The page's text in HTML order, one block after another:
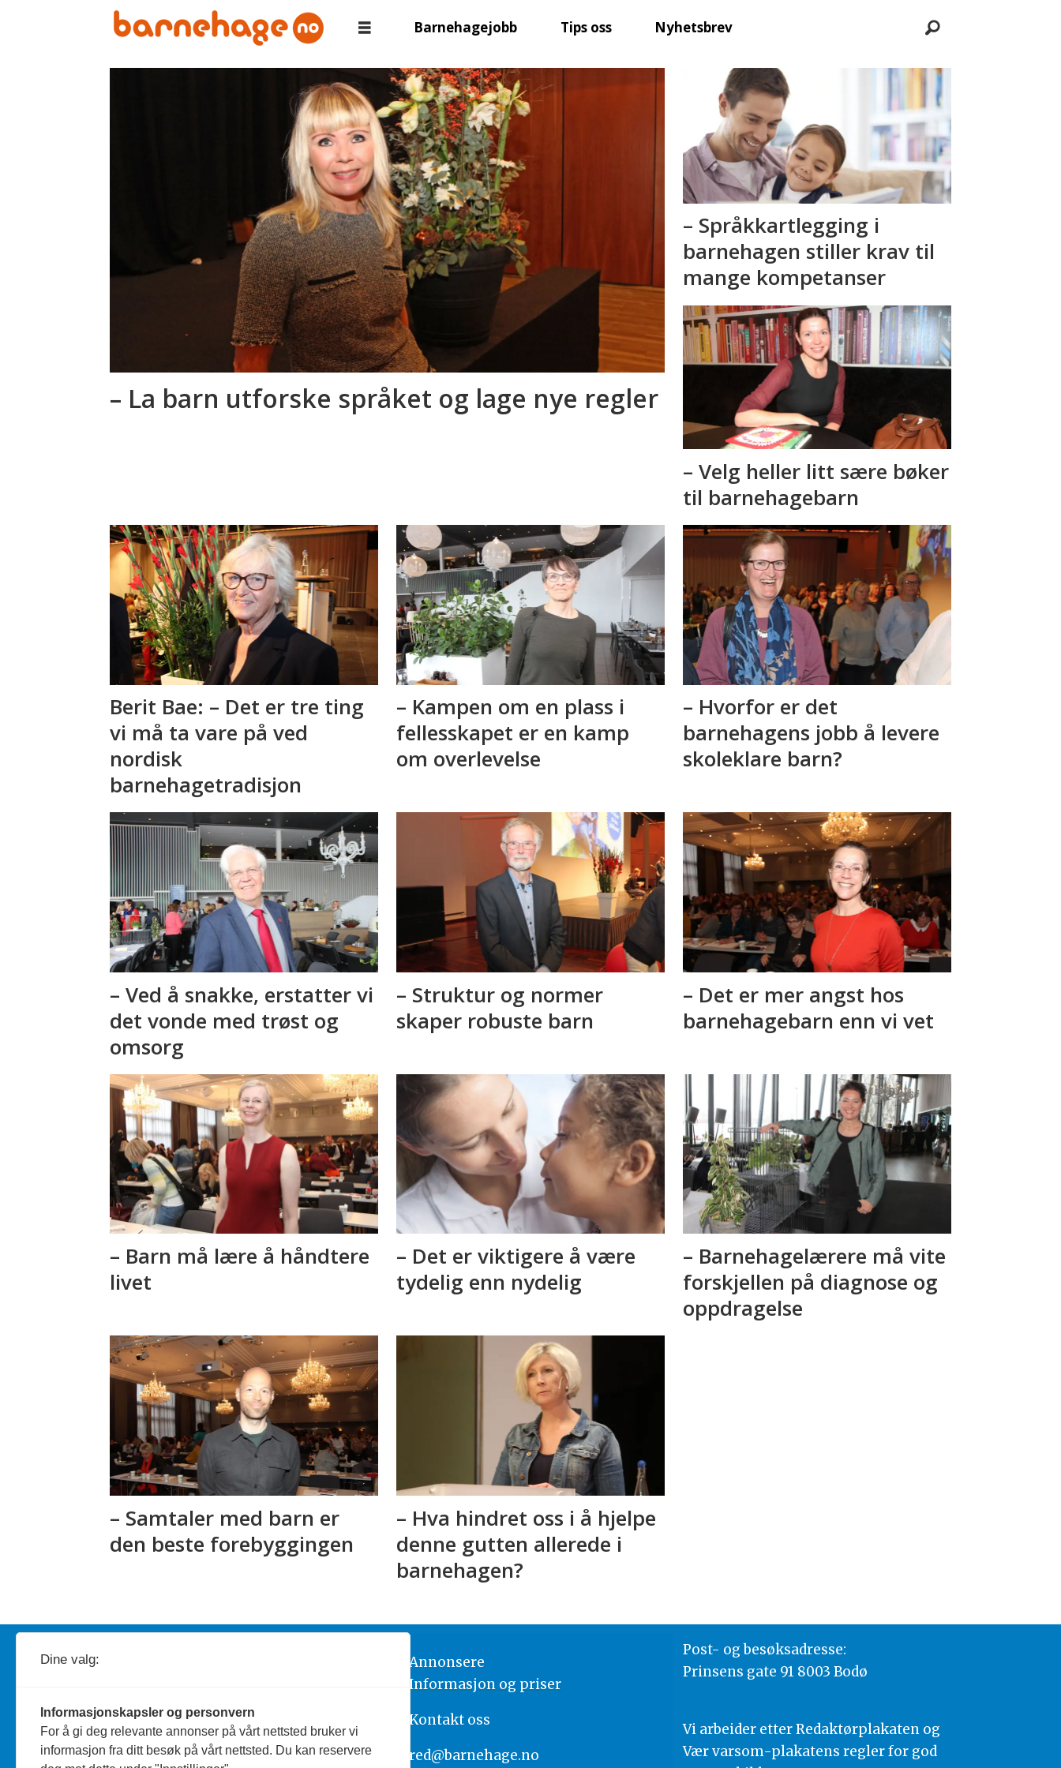
Barnehagejobb Tips oss Nyhetsbrev
– La barn utforske språket og lage nye regler
– Språkkartlegging i
barnehagen stiller krav til
mange kompetanser
– Velg heller litt sære bøker
til barnehagebarn
Berit Bae: – Det er tre ting
vi må ta vare på ved
nordisk
barnehagetradisjon
– Kampen om en plass i
fellesskapet er en kamp
om overlevelse
– Hvorfor er det
barnehagens jobb å levere
skoleklare barn?
– Ved å snakke, erstatter vi
det vonde med trøst og
omsorg
– Struktur og normer
skaper robuste barn
– Det er mer angst hos
barnehagebarn enn vi vet
– Barn må lære å håndtere
livet
– Det er viktigere å være
tydelig enn nydelig
– Barnehagelærere må vite
forskjellen på diagnose og
oppdragelse
– Samtaler med barn er
den beste forebyggingen
– Hva hindret oss i å hjelpe
denne gutten allerede i
barnehagen?
JournalistSilje Wiken Sandgrind
Telefon: 755 53 856
Annonsere
Informasjon og priser
Kontakt oss
red@barnehage.no
Post- og besøksadresse:
Prinsens gate 91 8003 Bodø
Vi arbeider etter Redaktørplakaten og
Vær varsom-plakatens regler for god
Dine valg:
Informasjonskapsler og personvern
For å gi deg relevante annonser på vårt nettsted bruker vi
informasjon fra ditt besøk på vårt nettsted. Du kan reservere